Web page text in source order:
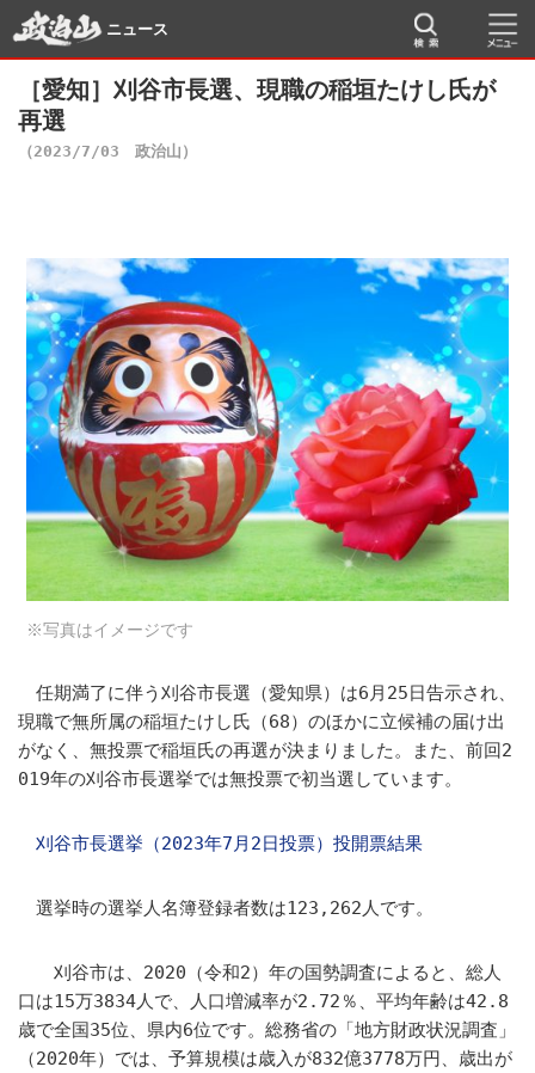
ニュース
［愛知］刈谷市長選、現職の稲垣たけし氏が
再選
（2023/7/03 政治山）
※写真はイメージです
任期満了に伴う刈谷市長選（愛知県）は6月25日告示され、
現職で無所属の稲垣たけし氏（68）のほかに立候補の届け出
がなく、無投票で稲垣氏の再選が決まりました。また、前回2
019年の刈谷市長選挙では無投票で初当選しています。
刈谷市長選挙（2023年7月2日投票）投開票結果
選挙時の選挙人名簿登録者数は123,262人です。
刈谷市は、2020（令和2）年の国勢調査によると、総人
口は15万3834人で、人口増減率が2.72％、平均年齢は42.8
歳で全国35位、県内6位です。総務省の「地方財政状況調査」
（2020年）では、予算規模は歳入が832億3778万円、歳出が